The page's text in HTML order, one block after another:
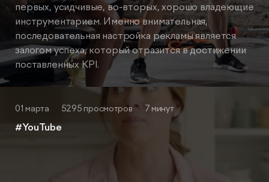
первых, усидчивые, во-вторых, хорошо владеющие
инструментарием. Именно внимательная,
последовательная настройка рекламы является
залогом успеха, который отразится в достижении
поставленных KPI.
01 марта 5295 просмотров 7 минут
#YouTube